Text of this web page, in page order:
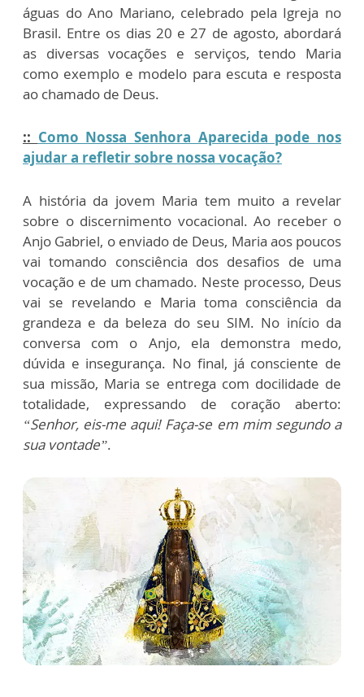
águas do Ano Mariano, celebrado pela Igreja no
Brasil. Entre os dias 20 e 27 de agosto, abordará
as diversas vocações e serviços, tendo Maria
como exemplo e modelo para escuta e resposta
ao chamado de Deus.
:: Como Nossa Senhora Aparecida pode nos
ajudar a refletir sobre nossa vocação?
A história da jovem Maria tem muito a revelar
sobre o discernimento vocacional. Ao receber o
Anjo Gabriel, o enviado de Deus, Maria aos poucos
vai tomando consciência dos desafios de uma
vocação e de um chamado. Neste processo, Deus
vai se revelando e Maria toma consciência da
grandeza e da beleza do seu SIM. No início da
conversa com o Anjo, ela demonstra medo,
dúvida e insegurança. No final, já consciente de
sua missão, Maria se entrega com docilidade de
totalidade, expressando de coração aberto:
“Senhor, eis-me aqui! Faça-se em mim segundo a
sua vontade”.